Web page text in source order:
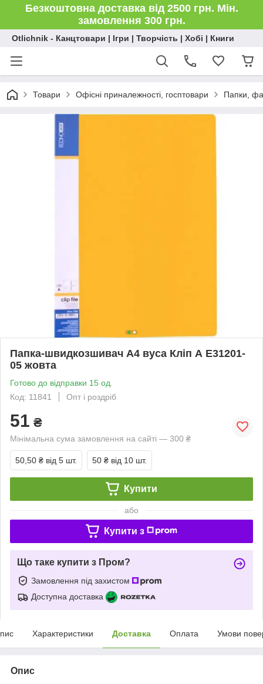
Безкоштовна доставка від 2500 грн. Мін.
замовлення 300 грн.
Otlichnik - Канцтовари | Ігри | Творчість | Хобі | Книги
Товари Офісні приналежності, госптовари Папки,
Папка-швидкозшивач А4 вуса Кліп А Е31201-
05 жовта
Готово до відправки 15 од.
Код: 11841
Опт і роздріб
51 ₴
Мінімальна сума замовлення на сайті — 300 ₴
50,50 ₴ від 5 шт. 50 ₴ від 10 шт.
Купити
або
Купити з
Що таке купити з Пром?
Замовлення під захистом
Доступна доставка
Характеристики Доставка Оплата Умови
Опис